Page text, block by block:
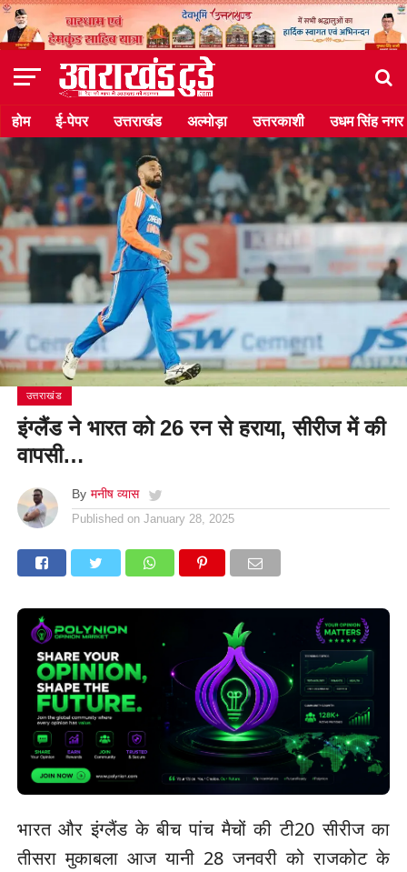
होम ई-पेपर उत्तराखंड अल्मोड़ा उत्तरकाशी उधम सिंह नगर
उत्तराखंड
इंग्लैंड ने भारत को 26 रन से हराया, सीरीज में की
वापसी…
By मनीष व्यास
Published on January 28, 2025
भारत और इंग्लैंड के बीच पांच मैचों की टी20 सीरीज का
तीसरा मुकाबला आज यानी 28 जनवरी को राजकोट के